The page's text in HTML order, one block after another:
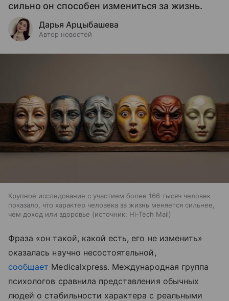
сильно он способен измениться за жизнь.
Дарья Арцыбашева
Автор новостей
Крупное исследование с участием более 166 тысяч человек
показало, что характер человека за жизнь меняется сильнее,
чем доход или здоровье
источник: Hi-Tech Mail
Фраза «он такой, какой есть, его не изменить»
оказалась научно несостоятельной,
сообщает Medicalxpress. Международная группа
психологов сравнила представления обычных
людей о стабильности характера с реальными